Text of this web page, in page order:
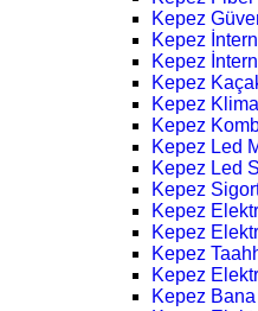
Kepez
Kepez
Kepez
Kepez
Kepez
Kepez
Kepez Led
Kepez Led
Kepez
Kepez
Kepez
Kepez
Kepez
Kepez